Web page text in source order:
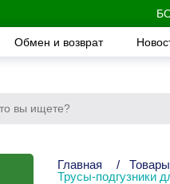
Обмен и возврат
Главная /
Трусы-подгузники